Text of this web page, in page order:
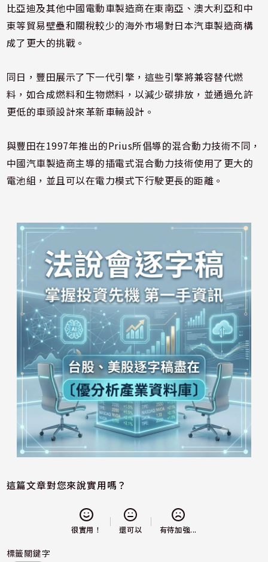
比亞迪及其他中國電動車製造商在東南亞、澳大利亞和中
東等貿易壁壘和關稅較少的海外市場對日本汽車製造商構
成了更大的挑戰。
同日，豐田展示了下一代引擎，這些引擎將兼容替代燃
料，如合成燃料和生物燃料，以減少碳排放，並通過允許
更低的車頭設計來革新車輛設計。
與豐田在1997年推出的Prius所倡導的混合動力技術不同，
中國汽車製造商主導的插電式混合動力技術使用了更大的
電池組，並且可以在電力模式下行駛更長的距離。
這篇文章對您來說實用嗎？
很實用！ 還可以 有待加強...
標籤關鍵字